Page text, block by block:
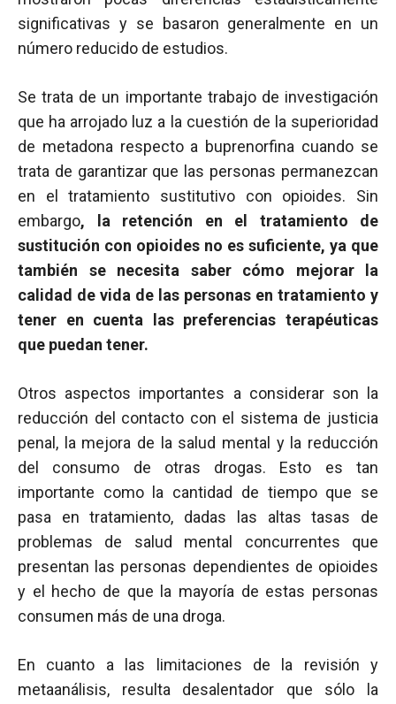
significativas y se basaron generalmente en un
número reducido de estudios.
Se trata de un importante trabajo de investigación
que ha arrojado luz a la cuestión de la superioridad
de metadona respecto a buprenorfina cuando se
trata de garantizar que las personas permanezcan
en el tratamiento sustitutivo con opioides. Sin
embargo, la retención en el tratamiento de
sustitución con opioides no es suficiente, ya que
también se necesita saber cómo mejorar la
calidad de vida de las personas en tratamiento y
tener en cuenta las preferencias terapéuticas
que puedan tener.
Otros aspectos importantes a considerar son la
reducción del contacto con el sistema de justicia
penal, la mejora de la salud mental y la reducción
del consumo de otras drogas. Esto es tan
importante como la cantidad de tiempo que se
pasa en tratamiento, dadas las altas tasas de
problemas de salud mental concurrentes que
presentan las personas dependientes de opioides
y el hecho de que la mayoría de estas personas
consumen más de una droga.
En cuanto a las limitaciones de la revisión y
metaanálisis, resulta desalentador que sólo la